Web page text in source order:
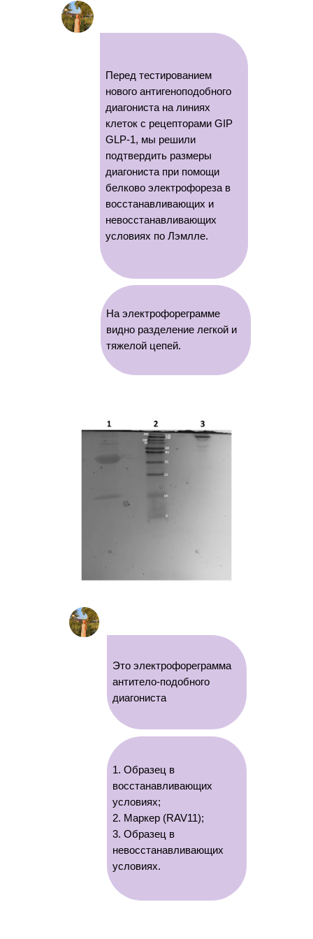
Перед тестированием
нового антигеноподобного
диагониста на линиях
клеток с рецепторами GIP
GLP-1, мы решили
подтвердить размеры
диагониста при помощи
белково электрофореза в
восстанавливающих и
невосстанавливающих
условиях по Лэмлле.
На электрофореграмме
видно разделение легкой и
тяжелой цепей.
Это электрофореграмма
антитело-подобного
диагониста
1. Образец в
восстанавливающих
условиях;
2. Маркер (RAV11);
3. Образец в
невосстанавливающих
условиях.